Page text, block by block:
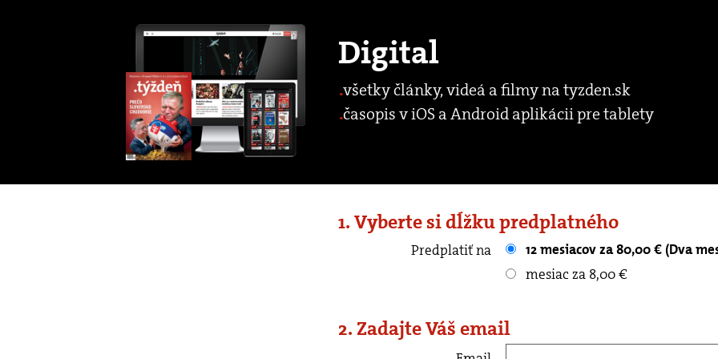
Digital
všetky články, videá a filmy na tyzden.sk
časopis v iOS a Android aplikácii pre tablety
1. Vyberte si dĺžku predplatného
Predplatiť na
12 mesiacov za 80,00 € (Dva
mesiac za 8,00 €
2. Zadajte Váš email